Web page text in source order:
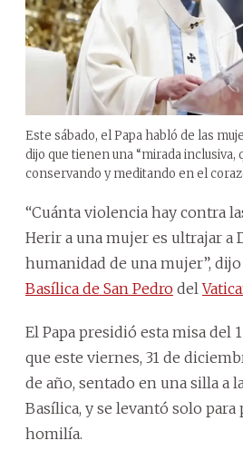
Este sábado, el Papa habló de las
dijo que tienen una “mirada inclusiva,
conservando y meditando en el
“Cuánta violencia hay contra
Herir a una mujer es ultrajar a
humanidad de una mujer”,
Basílica de San Pedro del
El Papa presidió esta misa del
que este viernes, 31 de
de año, sentado en una silla a
Basílica, y se levantó solo
homilía.